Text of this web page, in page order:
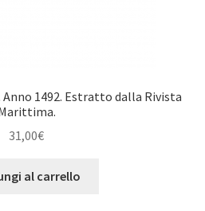
Anno 1492. Estratto dalla Rivista
31,00€
al carrello